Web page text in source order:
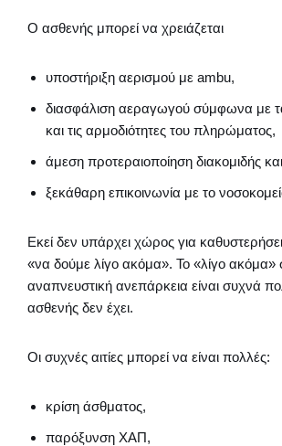
Ο ασθενής μπορεί να χρειάζεται
υποστήριξη αερισμού με ambu,
διασφάλιση αεραγωγού σύμφωνα με
και τις αρμοδιότητες του πληρώματος,
άμεση προτεραιοποίηση διακομιδής και
ξεκάθαρη επικοινωνία με το
Εκεί δεν υπάρχει χώρος για
«να δούμε λίγο ακόμα». Το «λίγο ακόμα»
αναπνευστική ανεπάρκεια είναι συχνά
ασθενής δεν έχει.
Οι συχνές αιτίες μπορεί να είναι πολλές:
κρίση άσθματος,
παρόξυνση ΧΑΠ,